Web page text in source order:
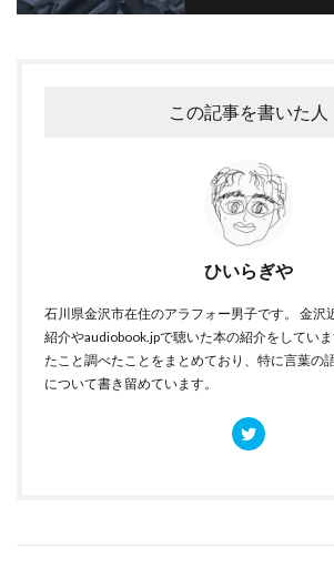
この記事を書いた人
ひいらぎや
石川県金沢市在住のアラフォー男子です。 金沢
紹介やaudiobook.jpで聴いた本の紹介をしてい
たこと調べたことをまとめており、特に言葉の
について書き留めています。